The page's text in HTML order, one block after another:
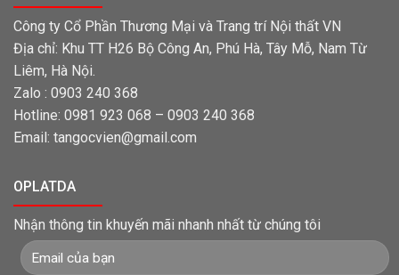
Công ty Cổ Phần Thương Mại và Trang trí Nội thất VN
Địa chỉ: Khu TT H26 Bộ Công An, Phú Hà, Tây Mỗ, Nam Từ
Liêm, Hà Nội.
Zalo : 0903 240 368
Hotline: 0981 923 068 – 0903 240 368
Email: tangocvien@gmail.com
OPLATDA
Nhận thông tin khuyến mãi nhanh nhất từ chúng tôi